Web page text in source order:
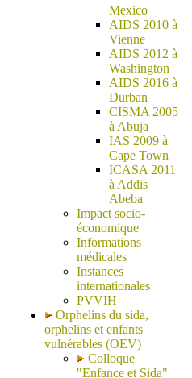
Mexico
AIDS 2010 à
Vienne
AIDS 2012 à
Washington
AIDS 2016 à
Durban
CISMA 2005
à Abuja
IAS 2009 à
Cape Town
ICASA 2011
à Addis
Abeba
Impact socio-
économique
Informations
médicales
Instances
internationales
PVVIH
Orphelins du sida,
orphelins et enfants
vulnérables (OEV)
Colloque
"Enfance et Sida"